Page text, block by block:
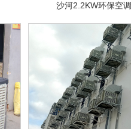
沙河2.2KW环保空调